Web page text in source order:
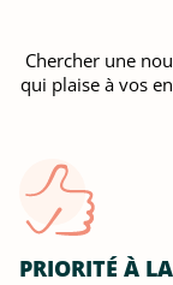
Chercher une
qui plaise à vos
PRIORITÉ À